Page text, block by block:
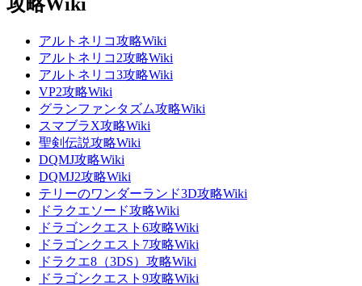
アルトネリコ攻略Wiki
アルトネリコ2攻略Wiki
アルトネリコ3攻略Wiki
VP2攻略Wiki
グランファンタズム攻略Wiki
スマブラX攻略Wiki
聖剣伝説攻略Wiki
DQMJ攻略Wiki
DQMJ2攻略Wiki
テリーのワンダーランド3D攻略Wiki
ドラクエソード攻略Wiki
ドラゴンクエスト6攻略Wiki
ドラゴンクエスト7攻略Wiki
ドラクエ8（3DS）攻略Wiki
ドラゴンクエスト9攻略Wiki